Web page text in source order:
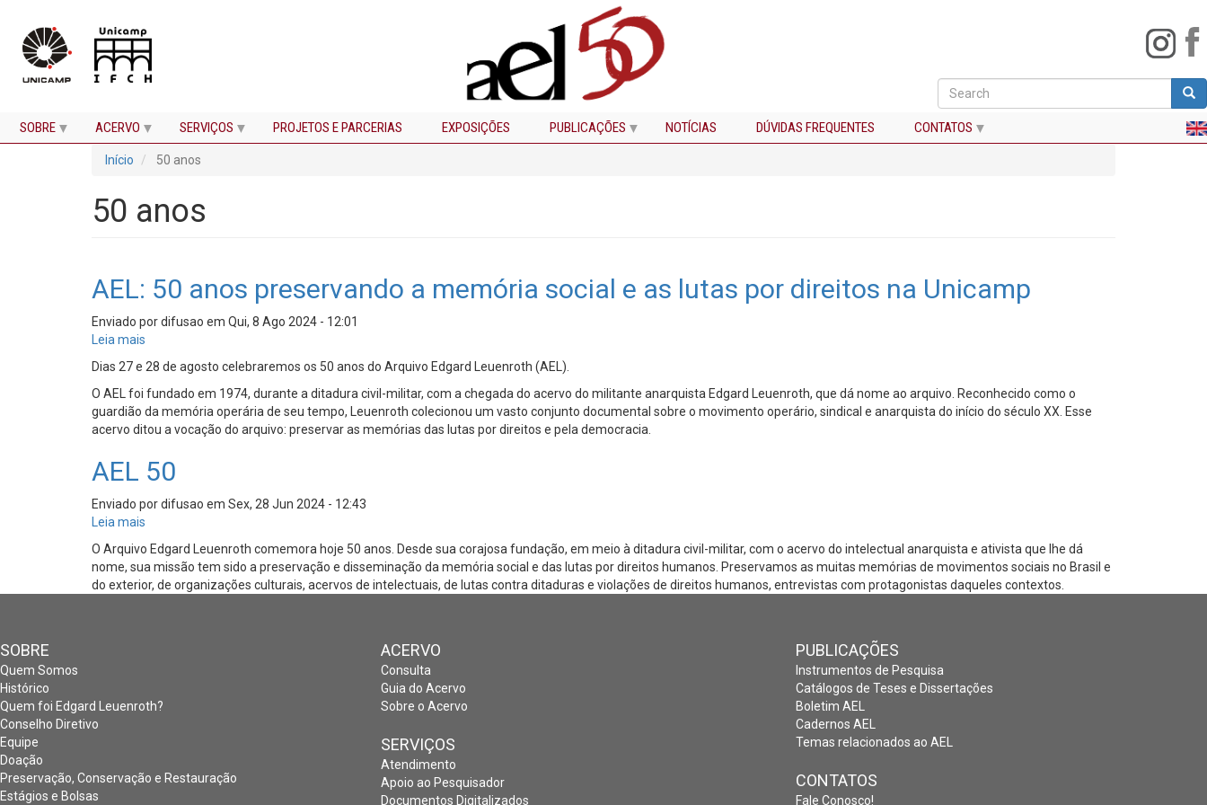
Pular
Buscar
Search
SOBRE ACERVO SERVIÇOS PROJETOS E PARCERIAS EXPOSIÇÕES PUBLICAÇÕES NOTÍCIAS DÚVIDAS FREQUENTES CONTATOS
Início 50 anos
50 anos
AEL: 50 anos preservando a memória social e as lutas por direitos na Unicamp
Enviado pordifusao em Qui, 8 Ago 2024 - 12:01
Leia mais
50
anos
preservando
a
social
e
as
direitos
na
Unicamp
Dias 27 e 28 de agosto celebraremos os 50 anos do Arquivo Edgard Leuenroth (AEL).
O AEL foi fundado em 1974, durante a ditadura civil-militar, com a chegada do acervo do militante anarquista Edgard Leuenroth, que dá nome ao arquivo. Reconhecido como o
guardião da memória operária de seu tempo, Leuenroth colecionou um vasto conjunto documental sobre o movimento operário, sindical e anarquista do início do século XX. Esse
acervo ditou a vocação do arquivo: preservar as memórias das lutas por direitos e pela democracia.
AEL 50
Enviado pordifusao em Sex, 28 Jun 2024 - 12:43
Leia mais
50
O Arquivo Edgard Leuenroth comemora hoje 50 anos. Desde sua corajosa fundação, em meio à ditadura civil-militar, com o acervo do intelectual anarquista e ativista que lhe dá
nome, sua missão tem sido a preservação e disseminação da memória social e das lutas por direitos humanos. Preservamos as muitas memórias de movimentos sociais no Brasil e
do exterior, de organizações culturais, acervos de intelectuais, de lutas contra ditaduras e violações de direitos humanos, entrevistas com protagonistas daqueles contextos.
SOBRE
Quem Somos
Histórico
Quem foi Edgard Leuenroth?
Conselho Diretivo
Equipe
Doação
Preservação, Conservação e Restauração
Estágios e Bolsas
ACERVO
Consulta
Guia do Acervo
Sobre o Acervo
SERVIÇOS
Atendimento
Apoio ao Pesquisador
Documentos Digitalizados
PUBLICAÇÕES
Instrumentos de Pesquisa
Catálogos de Teses e Dissertações
Boletim AEL
Cadernos AEL
Temas relacionados ao AEL
CONTATOS
Fale Conosco!